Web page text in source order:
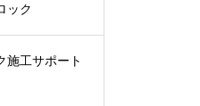
ック
施工サポート